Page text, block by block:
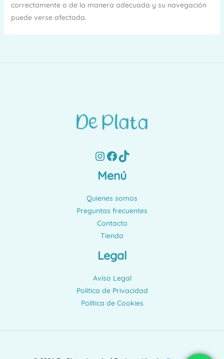
correctamente o de la manera adecuada y su navegación
puede verse afectada.
Instagram
Facebook
TikTok
Menú
Quienes somos
Preguntas frecuentes
Contacto
Tienda
Legal
Aviso Legal
Política de Privacidad
Política de Cookies